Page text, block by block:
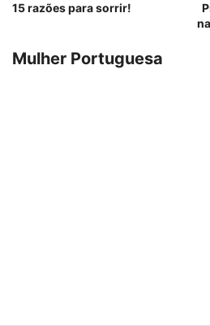
15 razões para sorrir!
Mulher Portuguesa